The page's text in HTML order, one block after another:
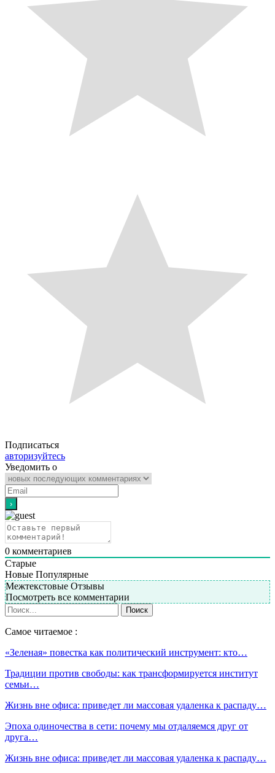
Подписаться
авторизуйтесь
Уведомить о
0 комментариев
Старые
Новые Популярные
Межтекстовые Отзывы
Посмотреть все комментарии
Самое читаемое :
«Зеленая» повестка как политический инструмент: кто…
Традиции против свободы: как трансформируется институт
семьи…
Жизнь вне офиса: приведет ли массовая удаленка к распаду…
Эпоха одиночества в сети: почему мы отдаляемся друг от
друга…
Жизнь вне офиса: приведет ли массовая удаленка к распаду…